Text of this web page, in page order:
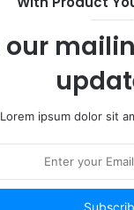
our
Lorem ipsum dolor sit